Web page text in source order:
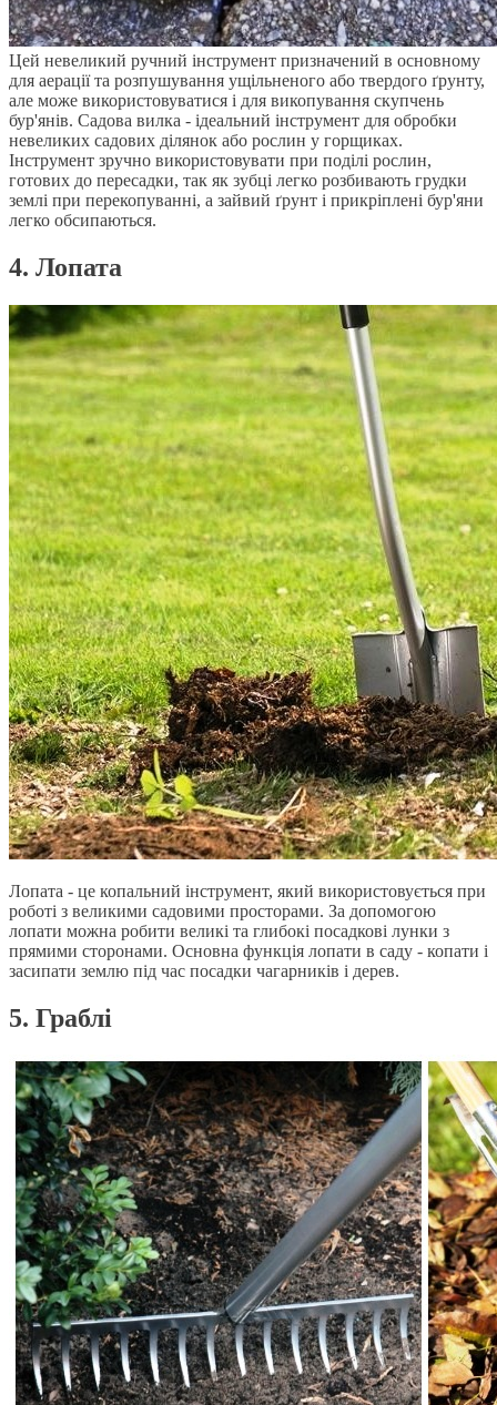
Цей невеликий ручний інструмент призначений в основному
для аерації та розпушування ущільненого або твердого ґрунту,
але може використовуватися і для викопування скупчень
бур'янів. Садова вилка - ідеальний інструмент для обробки
невеликих садових ділянок або рослин у горщиках.
Інструмент зручно використовувати при поділі рослин,
готових до пересадки, так як зубці легко розбивають грудки
землі при перекопуванні, а зайвий ґрунт і прикріплені бур'яни
легко обсипаються.
4. Лопата
Лопата - це копальний інструмент, який використовується при
роботі з великими садовими просторами. За допомогою
лопати можна робити великі та глибокі посадкові лунки з
прямими сторонами. Основна функція лопати в саду - копати і
засипати землю під час посадки чагарників і дерев.
5. Граблі